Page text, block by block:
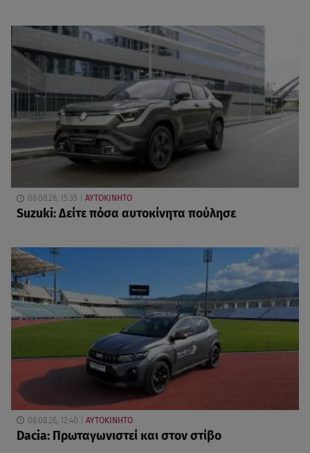
06.08.26, 15:35 ΑΥΤΟΚΙΝΗΤΟ
Suzuki: Δείτε πόσα αυτοκίνητα πούλησε
06.08.26, 12:40 ΑΥΤΟΚΙΝΗΤΟ
Dacia: Πρωταγωνιστεί και στον στίβο